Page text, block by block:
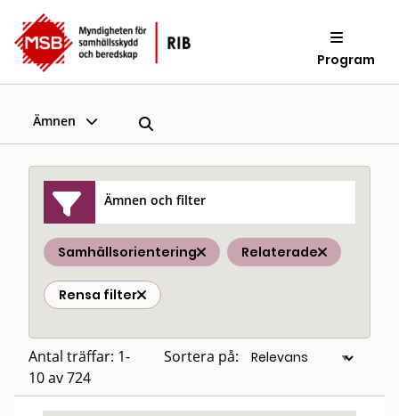
Program
Ämnen
Ämnen och filter
Samhällsorientering Relaterade
Rensa filter
Antal träffar: 1-
10 av 724
Sortera på: